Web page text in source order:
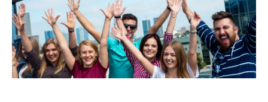
Kandydat
Absolwent